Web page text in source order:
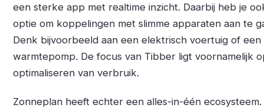
een sterke app met realtime inzicht. Daarbij heb je
optie om koppelingen met slimme apparaten aan te
Denk bijvoorbeeld aan een elektrisch voertuig of een
warmtepomp. De focus van Tibber ligt voornamelijk
optimaliseren van verbruik.
Zonneplan heeft echter een alles-in-één ecosysteem.